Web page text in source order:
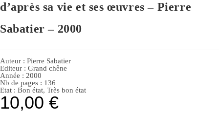
d’après sa vie et ses œuvres – Pierre
Sabatier – 2000
Auteur : Pierre Sabatier
Editeur : Grand chêne
Année : 2000
Nb de pages : 136
Etat : Bon état, Très bon état
10,00 €